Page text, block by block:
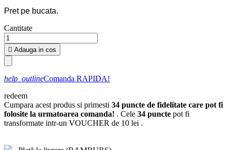
Pret pe bucata.
Cantitate
 Adauga in cos
help_outlineComanda RAPIDA!
redeem
Cumpara acest produs si primesti 34 puncte de fidelitate care pot fi
folosite la urmatoarea comanda! . Cele 34 puncte pot fi
transformate intr-un VOUCHER de 10 lei .